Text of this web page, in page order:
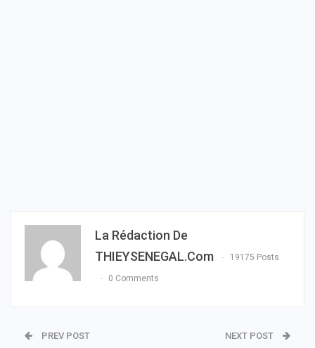
La Rédaction De
THIEYSENEGAL.com
19175 Posts
0 Comments
PREV POST NEXT POST